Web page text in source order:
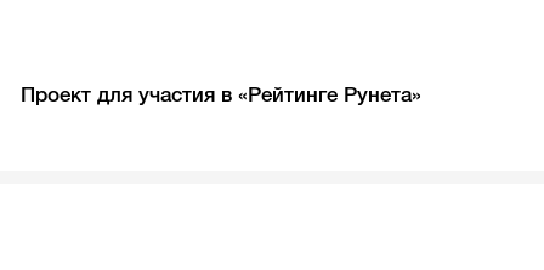
Проект для участия в «Рейтинге Рунета»